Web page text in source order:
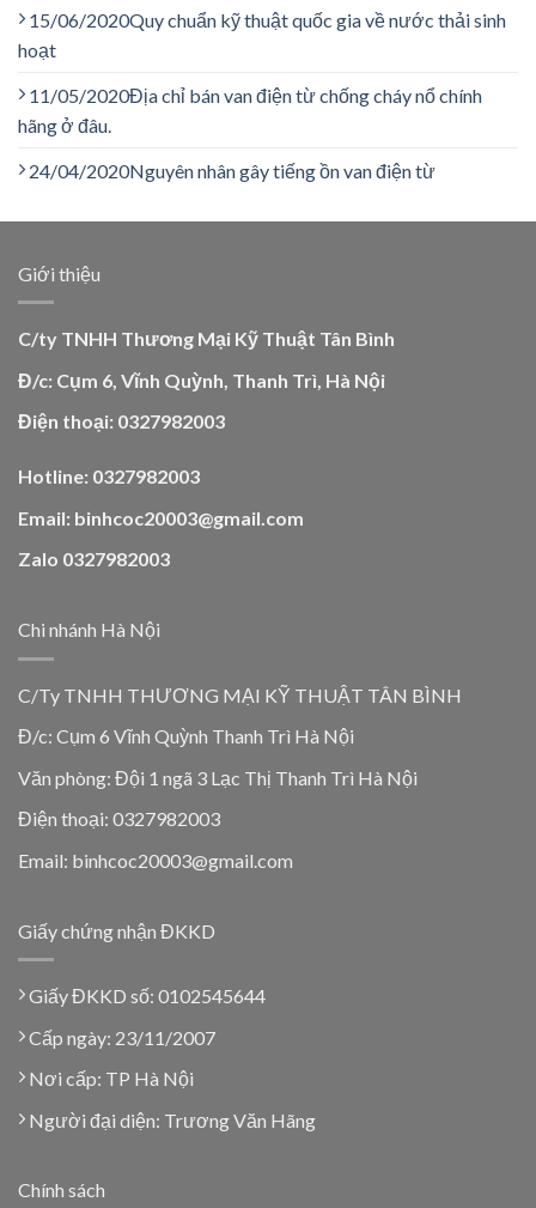
15/06/2020Quy chuẩn kỹ thuật quốc gia về nước thải sinh
hoạt
11/05/2020Địa chỉ bán van điện từ chống cháy nổ chính
hãng ở đâu.
24/04/2020Nguyên nhân gây tiếng ồn van điện từ
Giới thiệu
C/ty TNHH Thương Mại Kỹ Thuật Tân Bình
Đ/c: Cụm 6, Vĩnh Quỳnh, Thanh Trì, Hà Nội
Điện thoại: 0327982003
Hotline: 0327982003
Email: binhcoc20003@gmail.com
Zalo 0327982003
Chi nhánh Hà Nội
C/Ty TNHH THƯƠNG MẠI KỸ THUẬT TÂN BÌNH
Đ/c: Cụm 6 Vĩnh Quỳnh Thanh Trì Hà Nội
Văn phòng: Đội 1 ngã 3 Lạc Thị Thanh Trì Hà Nội
Điện thoại: 0327982003
Email: binhcoc20003@gmail.com
Giấy chứng nhận ĐKKD
Giấy ĐKKD số: 0102545644
Cấp ngày: 23/11/2007
Nơi cấp: TP Hà Nội
Người đại diện: Trương Văn Hãng
Chính sách